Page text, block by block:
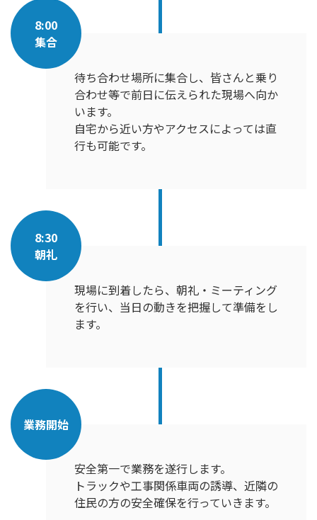
8:00
集合
待ち合わせ場所に集合し、皆さんと乗り
合わせ等で前日に伝えられた現場へ向か
います。
自宅から近い方やアクセスによっては直
行も可能です。
8:30
朝礼
現場に到着したら、朝礼・ミーティング
を行い、当日の動きを把握して準備をし
ます。
業務開始
安全第一で業務を遂行します。
トラックや工事関係車両の誘導、近隣の
住民の方の安全確保を行っていきます。